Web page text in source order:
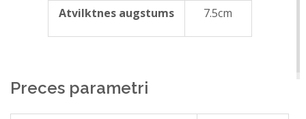
Atvilktnesaugstums 7.5cm
Preces parametri